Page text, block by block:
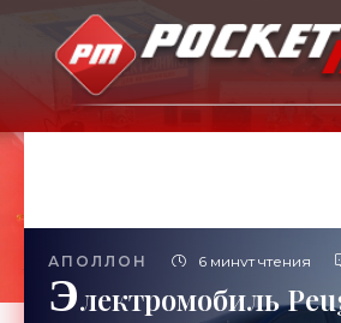
АПОЛЛОН 6 минут чтения
Электромобиль